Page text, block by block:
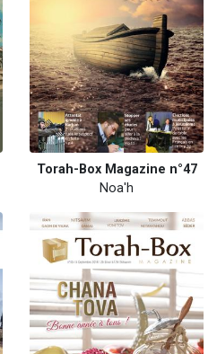
Torah-Box Magazine n°47
Noa'h